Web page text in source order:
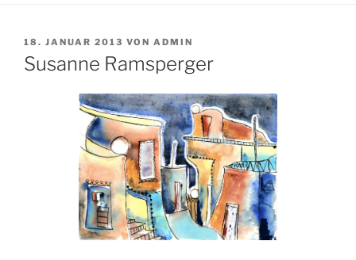
VERÖFFENTLICHT
AM
18. JANUAR 2013 VON ADMIN
Susanne Ramsperger